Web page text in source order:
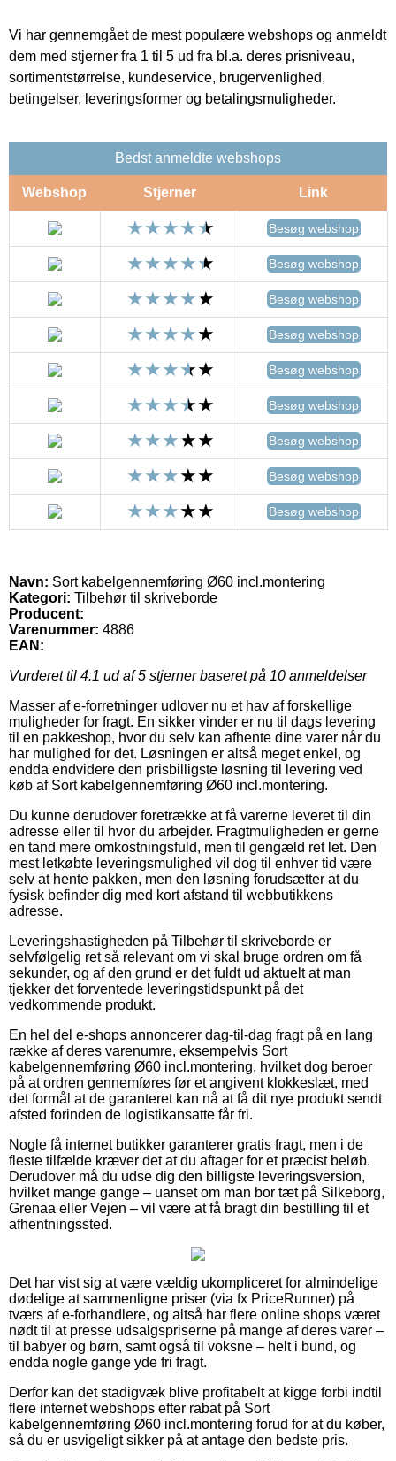
Vi har gennemgået de mest populære webshops og anmeldt
dem med stjerner fra 1 til 5 ud fra bl.a. deres prisniveau,
sortimentstørrelse, kundeservice, brugervenlighed,
betingelser, leveringsformer og betalingsmuligheder.
Bedst anmeldte webshops
Webshop Stjerner Link
Besøg webshop
Besøg webshop
Besøg webshop
Besøg webshop
Besøg webshop
Besøg webshop
Besøg webshop
Besøg webshop
Besøg webshop
Navn: Sort kabelgennemføring Ø60 incl.montering
Kategori: Tilbehør til skriveborde
Producent:
Varenummer: 4886
EAN:
Vurderet til 4.1 ud af 5 stjerner baseret på 10 anmeldelser
Masser af e-forretninger udlover nu et hav af forskellige
muligheder for fragt. En sikker vinder er nu til dags levering
til en pakkeshop, hvor du selv kan afhente dine varer når du
har mulighed for det. Løsningen er altså meget enkel, og
endda endvidere den prisbilligste løsning til levering ved
køb af Sort kabelgennemføring Ø60 incl.montering.
Du kunne derudover foretrække at få varerne leveret til din
adresse eller til hvor du arbejder. Fragtmuligheden er gerne
en tand mere omkostningsfuld, men til gengæld ret let. Den
mest letkøbte leveringsmulighed vil dog til enhver tid være
selv at hente pakken, men den løsning forudsætter at du
fysisk befinder dig med kort afstand til webbutikkens
adresse.
Leveringshastigheden på Tilbehør til skriveborde er
selvfølgelig ret så relevant om vi skal bruge ordren om få
sekunder, og af den grund er det fuldt ud aktuelt at man
tjekker det forventede leveringstidspunkt på det
vedkommende produkt.
En hel del e-shops annoncerer dag-til-dag fragt på en lang
række af deres varenumre, eksempelvis Sort
kabelgennemføring Ø60 incl.montering, hvilket dog beroer
på at ordren gennemføres før et angivent klokkeslæt, med
det formål at de garanteret kan nå at få dit nye produkt sendt
afsted forinden de logistikansatte får fri.
Nogle få internet butikker garanterer gratis fragt, men i de
fleste tilfælde kræver det at du aftager for et præcist beløb.
Derudover må du udse dig den billigste leveringsversion,
hvilket mange gange – uanset om man bor tæt på Silkeborg,
Grenaa eller Vejen – vil være at få bragt din bestilling til et
afhentningssted.
Det har vist sig at være vældig ukompliceret for almindelige
dødelige at sammenligne priser (via fx PriceRunner) på
tværs af e-forhandlere, og altså har flere online shops været
nødt til at presse udsalgspriserne på mange af deres varer –
til babyer og børn, samt også til voksne – helt i bund, og
endda nogle gange yde fri fragt.
Derfor kan det stadigvæk blive profitabelt at kigge forbi indtil
flere internet webshops efter rabat på Sort
kabelgennemføring Ø60 incl.montering forud for at du køber,
så du er usvigeligt sikker på at antage den bedste pris.